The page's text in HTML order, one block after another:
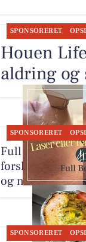
SPONSORERET
Houen
aldring og
SPONSORERET
Full Beauty
forskellen på
og nåleepilering
SPONSORERET